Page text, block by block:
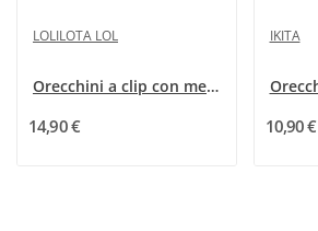
LOLILOTA LOL
Orecchini a clip con medaglione fucsia primaverile
14,90 €
IKITA
10,90 €